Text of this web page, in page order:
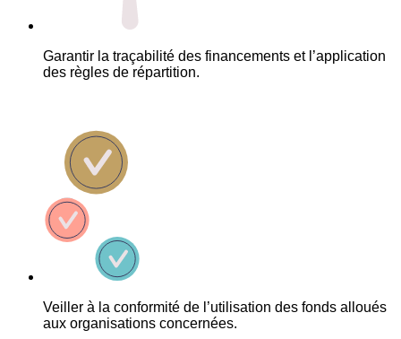
Garantir la traçabilité des financements et l’application
des règles de répartition.
Veiller à la conformité de l’utilisation des fonds alloués
aux organisations concernées.